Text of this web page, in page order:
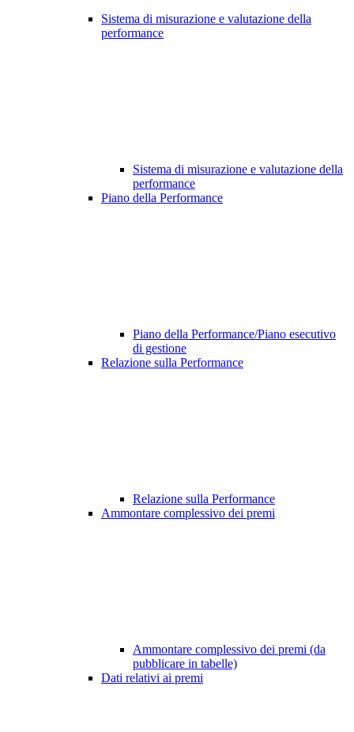
Sistema di misurazione e valutazione della
performance
Sistema di misurazione e valutazione della
performance
Piano della Performance
Piano della Performance/Piano esecutivo
di gestione
Relazione sulla Performance
Relazione sulla Performance
Ammontare complessivo dei premi
Ammontare complessivo dei premi (da
pubblicare in tabelle)
Dati relativi ai premi